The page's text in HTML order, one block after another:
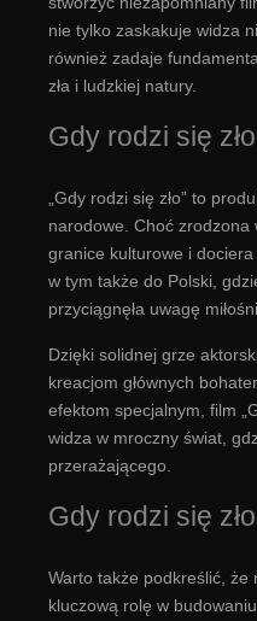
nie tylko zaskakuje widza
również zadaje
zła i ludzkiej natury.
Gdy rodzi się
„Gdy rodzi się zło” to
narodowe. Choć zrodzona
granice kulturowe i dociera
w tym także do Polski,
przyciągnęła uwagę
Dzięki solidnej grze
kreacjom głównych
efektom specjalnym, film
widza w mroczny świat,
przerażającego.
Gdy rodzi się
Warto także podkreślić, że
kluczową rolę w